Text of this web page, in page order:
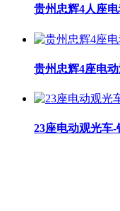
贵州忠辉4人座
贵州忠辉4座电
23座电动观光车-